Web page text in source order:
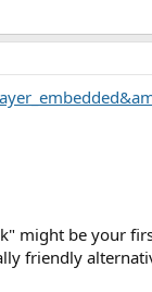
might be your
friendly